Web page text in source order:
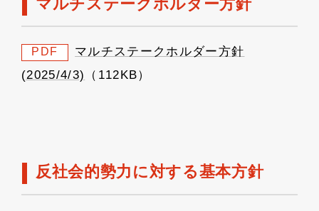
マルチステークホルダー方針
PDF
マルチステークホルダー方針
(2025/4/3)
（112KB）
反社会的勢力に対する基本方針